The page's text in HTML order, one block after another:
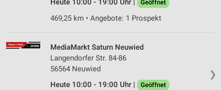
Heute 10:00 - 19:00 Uhr | Geöffnet
469,25 km • Angebote: 1 Prospekt
❯
MediaMarkt Saturn Neuwied
Langendorfer Str. 84-86
56564 Neuwied
Heute 10:00 - 19:00 Uhr |
Geöffnet